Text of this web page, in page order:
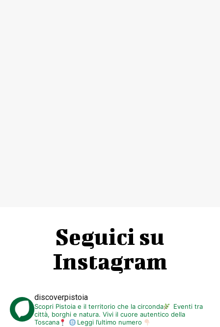
Seguici su
Instagram
discoverpistoia
Scopri Pistoia e il territorio che la circonda
Eventi tra
città, borghi e natura. Vivi il cuore autentico della
Toscana
Leggi l’ultimo numero